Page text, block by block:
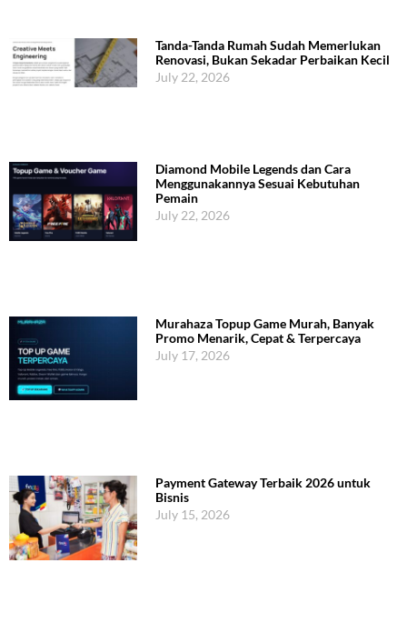
Tanda-Tanda Rumah Sudah Memerlukan
Renovasi, Bukan Sekadar Perbaikan Kecil
July 22, 2026
Diamond Mobile Legends dan Cara
Menggunakannya Sesuai Kebutuhan
Pemain
July 22, 2026
Murahaza Topup Game Murah, Banyak
Promo Menarik, Cepat & Terpercaya
July 17, 2026
Payment Gateway Terbaik 2026 untuk
Bisnis
July 15, 2026